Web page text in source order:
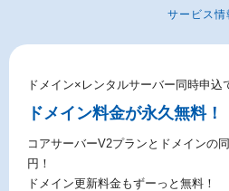
サービス情
ドメイン×レンタルサーバー同時申込
ドメイン料金が永久無料！
コアサーバーV2プランとドメインの
円！
ドメイン更新料金もずーっと無料！